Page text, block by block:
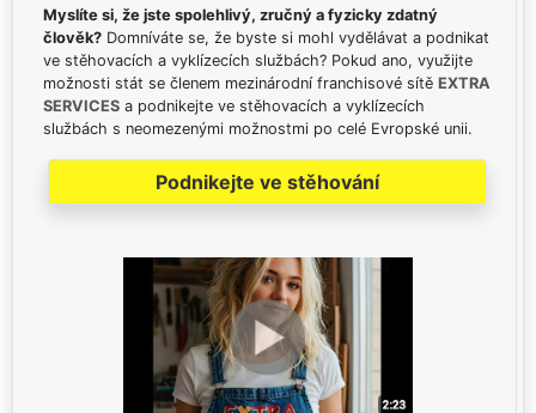
Myslíte si, že jste spolehlivý, zručný a fyzicky zdatný
člověk? Domníváte se, že byste si mohl vydělávat a podnikat
ve stěhovacích a vyklízecích službách? Pokud ano, využijte
možnosti stát se členem mezinárodní franchisové sítě EXTRA
SERVICES a podnikejte ve stěhovacích a vyklízecích
službách s neomezenými možnostmi po celé Evropské unii.
Podnikejte ve stěhování